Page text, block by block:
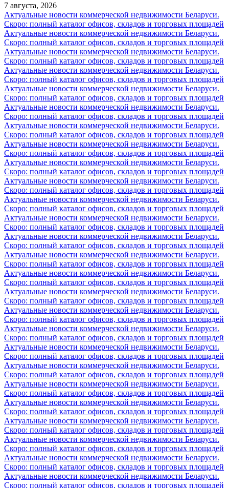
7 августа, 2026
Актуальные новости коммерческой недвижимости Беларуси.
Скоро: полный каталог офисов, складов и торговых площадей
Актуальные новости коммерческой недвижимости Беларуси.
Скоро: полный каталог офисов, складов и торговых площадей
Актуальные новости коммерческой недвижимости Беларуси.
Скоро: полный каталог офисов, складов и торговых площадей
Актуальные новости коммерческой недвижимости Беларуси.
Скоро: полный каталог офисов, складов и торговых площадей
Актуальные новости коммерческой недвижимости Беларуси.
Скоро: полный каталог офисов, складов и торговых площадей
Актуальные новости коммерческой недвижимости Беларуси.
Скоро: полный каталог офисов, складов и торговых площадей
Актуальные новости коммерческой недвижимости Беларуси.
Скоро: полный каталог офисов, складов и торговых площадей
Актуальные новости коммерческой недвижимости Беларуси.
Скоро: полный каталог офисов, складов и торговых площадей
Актуальные новости коммерческой недвижимости Беларуси.
Скоро: полный каталог офисов, складов и торговых площадей
Актуальные новости коммерческой недвижимости Беларуси.
Скоро: полный каталог офисов, складов и торговых площадей
Актуальные новости коммерческой недвижимости Беларуси.
Скоро: полный каталог офисов, складов и торговых площадей
Актуальные новости коммерческой недвижимости Беларуси.
Скоро: полный каталог офисов, складов и торговых площадей
Актуальные новости коммерческой недвижимости Беларуси.
Скоро: полный каталог офисов, складов и торговых площадей
Актуальные новости коммерческой недвижимости Беларуси.
Скоро: полный каталог офисов, складов и торговых площадей
Актуальные новости коммерческой недвижимости Беларуси.
Скоро: полный каталог офисов, складов и торговых площадей
Актуальные новости коммерческой недвижимости Беларуси.
Скоро: полный каталог офисов, складов и торговых площадей
Актуальные новости коммерческой недвижимости Беларуси.
Скоро: полный каталог офисов, складов и торговых площадей
Актуальные новости коммерческой недвижимости Беларуси.
Скоро: полный каталог офисов, складов и торговых площадей
Актуальные новости коммерческой недвижимости Беларуси.
Скоро: полный каталог офисов, складов и торговых площадей
Актуальные новости коммерческой недвижимости Беларуси.
Скоро: полный каталог офисов, складов и торговых площадей
Актуальные новости коммерческой недвижимости Беларуси.
Скоро: полный каталог офисов, складов и торговых площадей
Актуальные новости коммерческой недвижимости Беларуси.
Скоро: полный каталог офисов, складов и торговых площадей
Актуальные новости коммерческой недвижимости Беларуси.
Скоро: полный каталог офисов, складов и торговых площадей
Актуальные новости коммерческой недвижимости Беларуси.
Скоро: полный каталог офисов, складов и торговых площадей
Актуальные новости коммерческой недвижимости Беларуси.
Скоро: полный каталог офисов, складов и торговых площадей
Актуальные новости коммерческой недвижимости Беларуси.
Скоро: полный каталог офисов, складов и торговых площадей